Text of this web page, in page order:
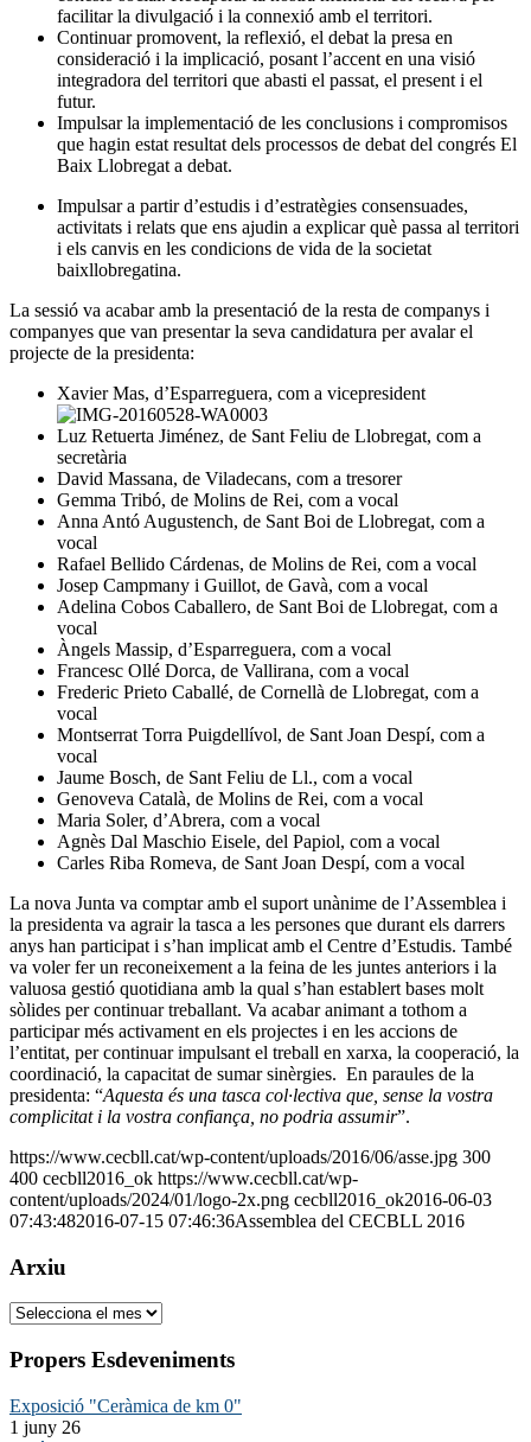
facilitar la divulgació i la connexió amb el territori.
Continuar promovent, la reflexió, el debat la presa en
consideració i la implicació, posant l’accent en una visió
integradora del territori que abasti el passat, el present i el
futur.
Impulsar la implementació de les conclusions i compromisos
que hagin estat resultat dels processos de debat del congrés El
Baix Llobregat a debat.
Impulsar a partir d’estudis i d’estratègies consensuades,
activitats i relats que ens ajudin a explicar què passa al territori
i els canvis en les condicions de vida de la societat
baixllobregatina.
La sessió va acabar amb la presentació de la resta de companys i
companyes que van presentar la seva candidatura per avalar el
projecte de la presidenta:
Xavier Mas, d’Esparreguera, com a vicepresident
Luz Retuerta Jiménez, de Sant Feliu de Llobregat, com a
secretària
David Massana, de Viladecans, com a tresorer
Gemma Tribó, de Molins de Rei, com a vocal
Anna Antó Augustench, de Sant Boi de Llobregat, com a
vocal
Rafael Bellido Cárdenas, de Molins de Rei, com a vocal
Josep Campmany i Guillot, de Gavà, com a vocal
Adelina Cobos Caballero, de Sant Boi de Llobregat, com a
vocal
Àngels Massip, d’Esparreguera, com a vocal
Francesc Ollé Dorca, de Vallirana, com a vocal
Frederic Prieto Caballé, de Cornellà de Llobregat, com a
vocal
Montserrat Torra Puigdellívol, de Sant Joan Despí, com a
vocal
Jaume Bosch, de Sant Feliu de Ll., com a vocal
Genoveva Català, de Molins de Rei, com a vocal
Maria Soler, d’Abrera, com a vocal
Agnès Dal Maschio Eisele, del Papiol, com a vocal
Carles Riba Romeva, de Sant Joan Despí, com a vocal
La nova Junta va comptar amb el suport unànime de l’Assemblea i
la presidenta va agrair la tasca a les persones que durant els darrers
anys han participat i s’han implicat amb el Centre d’Estudis. També
va voler fer un reconeixement a la feina de les juntes anteriors i la
valuosa gestió quotidiana amb la qual s’han establert bases molt
sòlides per continuar treballant. Va acabar animant a tothom a
participar més activament en els projectes i en les accions de
l’entitat, per continuar impulsant el treball en xarxa, la cooperació, la
coordinació, la capacitat de sumar sinèrgies. En paraules de la
presidenta: “Aquesta és una tasca col·lectiva que, sense la vostra
complicitat i la vostra confiança, no podria assumir”.
https://www.cecbll.cat/wp-content/uploads/2016/06/asse.jpg 300
400 cecbll2016_ok https://www.cecbll.cat/wp-
content/uploads/2024/01/logo-2x.png cecbll2016_ok2016-06-03
07:43:482016-07-15 07:46:36Assemblea del CECBLL 2016
Arxiu
Arxiu
Propers Esdeveniments
Exposició "Ceràmica de km 0"
1 juny 26